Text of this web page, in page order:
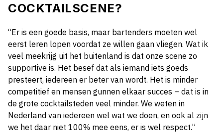
COCKTAILSCENE?
“Er is een goede basis, maar bartenders moeten wel
eerst leren lopen voordat ze willen gaan vliegen. Wat ik
veel meekrijg uit het buitenland is dat onze scene zo
supportive is. Het besef dat als iemand iets goeds
presteert, iedereen er beter van wordt. Het is minder
competitief en mensen gunnen elkaar succes – dat is in
de grote cocktailsteden veel minder. We weten in
Nederland van iedereen wel wat we doen, en ook al zijn
we het daar niet 100% mee eens, er is wel respect.”